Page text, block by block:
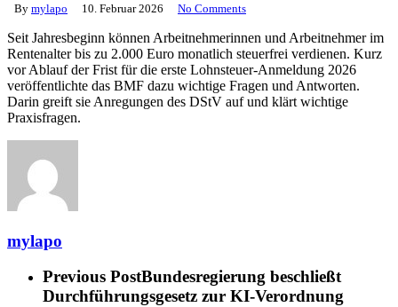
By mylapo 10. Februar 2026 No Comments
Seit Jahresbeginn können Arbeitnehmerinnen und Arbeitnehmer im
Rentenalter bis zu 2.000 Euro monatlich steuerfrei verdienen. Kurz
vor Ablauf der Frist für die erste Lohnsteuer-Anmeldung 2026
veröffentlichte das BMF dazu wichtige Fragen und Antworten.
Darin greift sie Anregungen des DStV auf und klärt wichtige
Praxisfragen.
mylapo
Previous PostBundesregierung beschließt
Durchführungsgesetz zur KI-Verordnung